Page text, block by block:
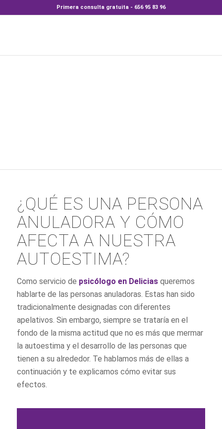
Primera consulta gratuita - 656 95 83 96
¿QUÉ ES UNA PERSONA
ANULADORA Y CÓMO
AFECTA A NUESTRA
AUTOESTIMA?
Como servicio de psicólogo en Delicias queremos
hablarte de las personas anuladoras. Estas han sido
tradicionalmente designadas con diferentes
apelativos. Sin embargo, siempre se trataría en el
fondo de la misma actitud que no es más que mermar
la autoestima y el desarrollo de las personas que
tienen a su alrededor. Te hablamos más de ellas a
continuación y te explicamos cómo evitar sus
efectos.